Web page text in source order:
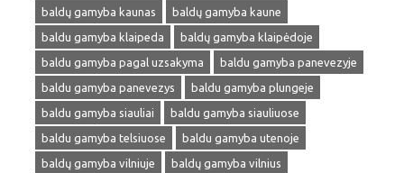
baldų gamyba kaunas
baldų gamyba kaune
baldu gamyba klaipeda
baldų gamyba klaipėdoje
baldu gamyba pagal uzsakyma
baldu gamyba panevezyje
baldu gamyba panevezys
baldu gamyba plungeje
baldu gamyba siauliai
baldu gamyba siauliuose
baldu gamyba telsiuose
baldu gamyba utenoje
baldų gamyba vilniuje
baldų gamyba vilnius